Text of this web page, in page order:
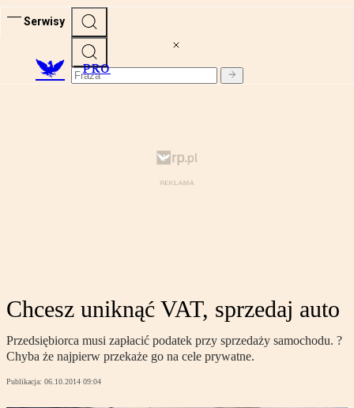
Serwisy
PRO
Chcesz uniknąć VAT, sprzedaj auto
Przedsiębiorca musi zapłacić podatek przy sprzedaży samochodu. ?
Chyba że najpierw przekaże go na cele prywatne.
Publikacja: 06.10.2014 09:04